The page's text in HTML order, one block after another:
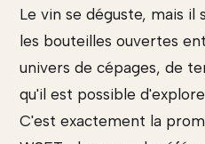
Le vin se déguste, mais il
les bouteilles ouvertes
univers de cépages, de
qu'il est possible
C'est exactement la